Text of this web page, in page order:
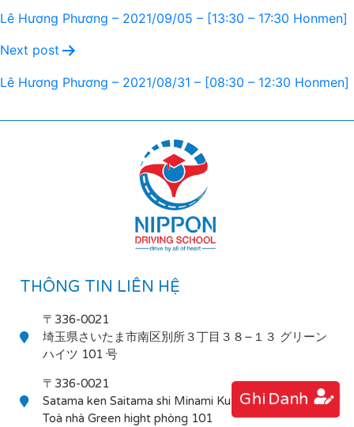
Lê Hương Phương – 2021/09/05 – [13:30 – 17:30 Honmen]
Next post
Lê Hương Phương – 2021/08/31 – [08:30 – 12:30 Honmen]
Ghi Danh
THÔNG TIN LIÊN HỆ
〒336-0021
埼玉県さいたま市南区別所３丁目３８−１３ グリーン
ハイツ 101 号
〒336-0021
Satama ken Saitama shi Minami Ku Bessho 3-38-13
Toà nhà Green hight phòng 101